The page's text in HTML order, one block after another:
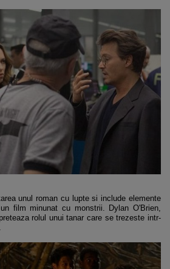
unul roman cu lupte si include elemente
film minunat cu monstrii. Dylan O'Brien,
rolul unui tanar care se trezeste intr-